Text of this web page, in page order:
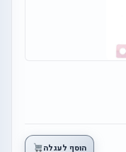
הוסף לעגלה